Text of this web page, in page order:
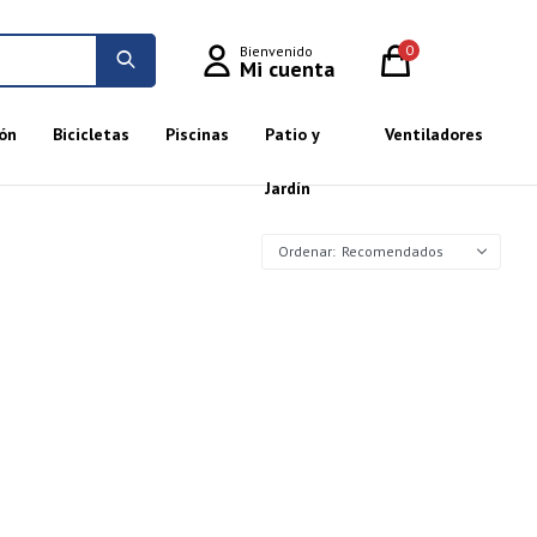
Bicicletas Piscinas Patio y
Jardín
Ventiladores
0
Recomendados